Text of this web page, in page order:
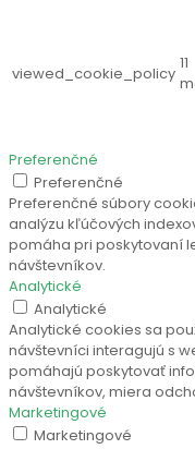
viewed_cookie_policy
11
Preferenčné
Preferenčné
Preferenčné súbory
analýzu kľúčových
pomáha pri poskytovaní
návštevníkov.
Analytické
Analytické
Analytické cookies sa
návštevníci interagujú s
pomáhajú poskytovať
návštevníkov, miera
Marketingové
Marketingové